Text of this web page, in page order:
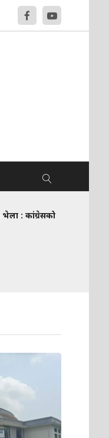
: कांग्रेसको